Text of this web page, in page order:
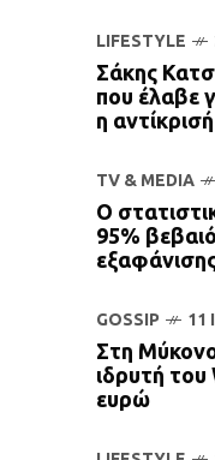
LIFESTYLE
Σάκης
που έλαβε
η
TV & MEDIA
Ο
95%
GOSSIP 11
Στη
ιδρυτή
ευρώ